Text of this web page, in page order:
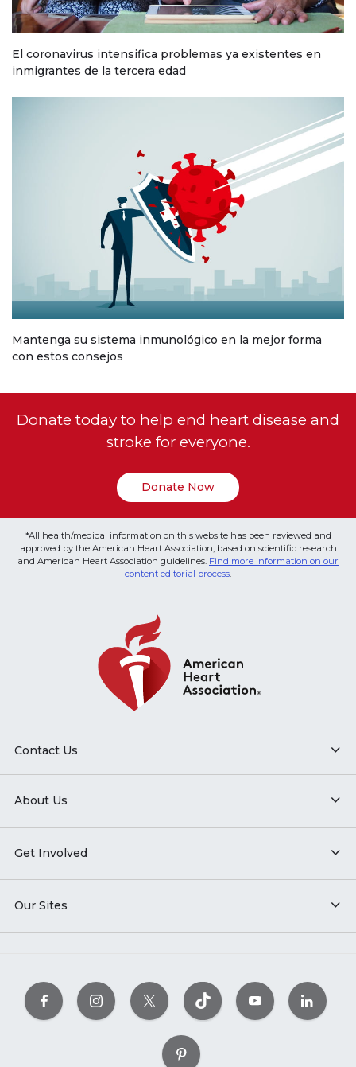
El coronavirus intensifica problemas ya existentes en
inmigrantes de la tercera edad
Mantenga su sistema inmunológico en la mejor forma
con estos consejos
Donate today to help end heart disease and
stroke for everyone.
Donate Now
*All health/medical information on this website has been reviewed and
approved by the American Heart Association, based on scientific research
and American Heart Association guidelines. Find more information on our
content editorial process.
Contact Us
About Us
Get Involved
Our Sites